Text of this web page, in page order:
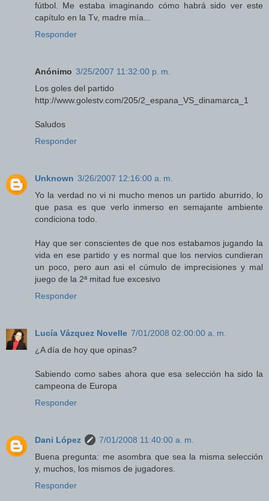
fútbol. Me estaba imaginando cómo habrá sido ver este
capítulo en la Tv, madre mía...
Responder
Anónimo 3/25/2007 11:32:00 p. m.
Los goles del partido
http://www.golestv.com/205/2_espana_VS_dinamarca_1
Saludos
Responder
Unknown 3/26/2007 12:16:00 a. m.
Yo la verdad no vi ni mucho menos un partido aburrido, lo
que pasa es que verlo inmerso en semajante ambiente
condiciona todo.
Hay que ser conscientes de que nos estabamos jugando la
vida en ese partido y es normal que los nervios cundieran
un poco, pero aun asi el cúmulo de imprecisiones y mal
juego de la 2ª mitad fue excesivo
Responder
Lucía Vázquez Novelle 7/01/2008 02:00:00 a. m.
¿A día de hoy que opinas?
Sabiendo como sabes ahora que esa selección ha sido la
campeona de Europa
Responder
Dani López
7/01/2008 11:40:00 a. m.
Buena pregunta: me asombra que sea la misma selección
y, muchos, los mismos de jugadores.
Responder